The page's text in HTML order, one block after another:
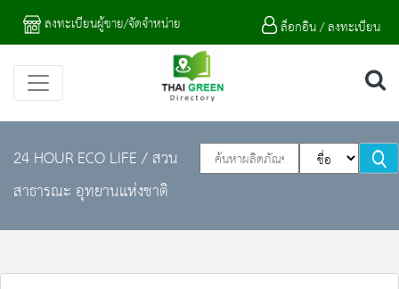
ลงทะเบียนผู้ขาย/จัดจำหน่าย ล็อกอิน / ลงทะเบียน
24 HOUR ECO LIFE/ สวน
สาธารณะ อุทยานแห่งชาติ